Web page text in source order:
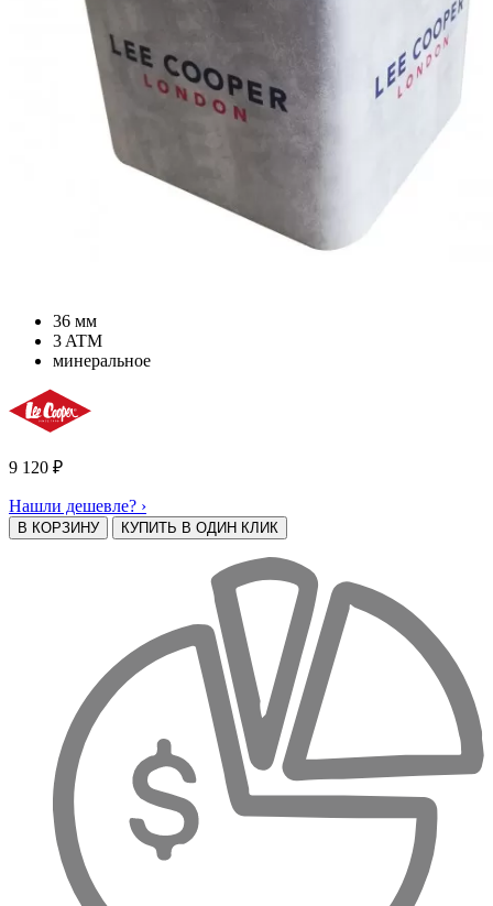
36 мм
3 ATM
минеральное
9 120 ₽
Нашли дешевле? ›
В КОРЗИНУ КУПИТЬ В ОДИН КЛИК